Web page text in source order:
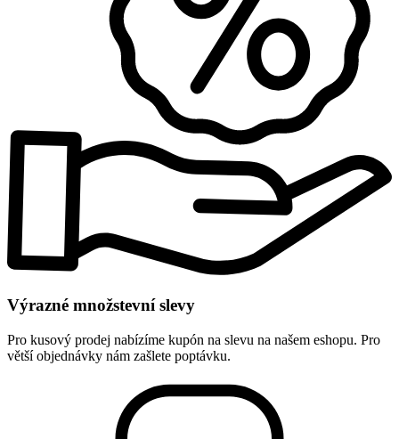
Výrazné množstevní slevy
Pro kusový prodej nabízíme kupón na slevu na našem eshopu. Pro
větší objednávky nám zašlete poptávku.